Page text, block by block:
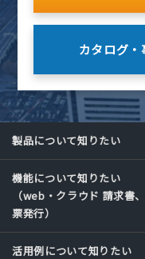
カタログ・
製品について知りたい
機能について知りたい
（web・クラウド 請求書
票発行）
活用例について知りたい